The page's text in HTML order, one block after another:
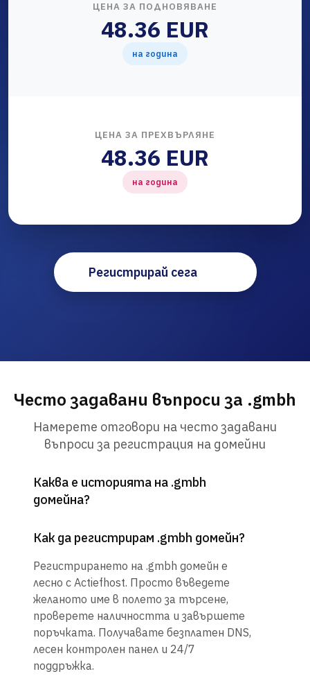
ЦЕНА ЗА ПОДНОВЯВАНЕ
48.36 EUR
на година
ЦЕНА ЗА ПРЕХВЪРЛЯНЕ
48.36 EUR
на година
Регистрирай сега
Често задавани въпроси за .gmbh
Намерете отговори на често задавани
въпроси за регистрация на домейни
Каква е историята на .gmbh
домейна?
Как да регистрирам .gmbh домейн?
Регистрирането на .gmbh домейн е
лесно с Actiefhost. Просто въведете
желаното име в полето за търсене,
проверете наличността и завършете
поръчката. Получавате безплатен DNS,
лесен контролен панел и 24/7
поддръжка.